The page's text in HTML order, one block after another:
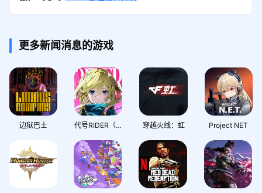
更多新闻消息的游戏
边狱巴士 代号RIDER（Chasing Kaleidorider） 穿越火线：虹 Project NET